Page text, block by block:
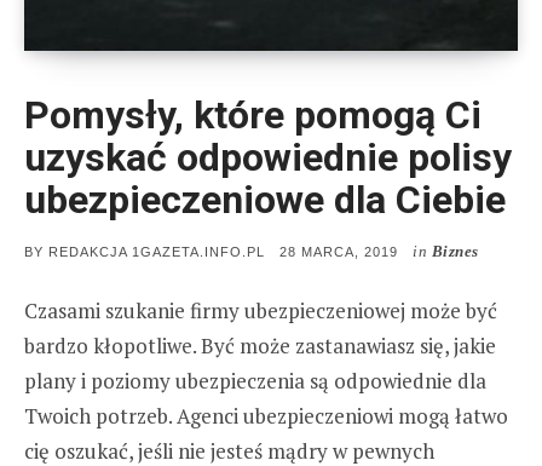
Pomysły, które pomogą Ci
uzyskać odpowiednie polisy
ubezpieczeniowe dla Ciebie
BY REDAKCJA 1GAZETA.INFO.PL
POSTED
28 MARCA, 2019 in Biznes
Czasami szukanie firmy ubezpieczeniowej może być
bardzo kłopotliwe. Być może zastanawiasz się, jakie
plany i poziomy ubezpieczenia są odpowiednie dla
Twoich potrzeb. Agenci ubezpieczeniowi mogą łatwo
cię oszukać, jeśli nie jesteś mądry w pewnych